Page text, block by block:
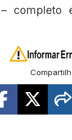
– completo